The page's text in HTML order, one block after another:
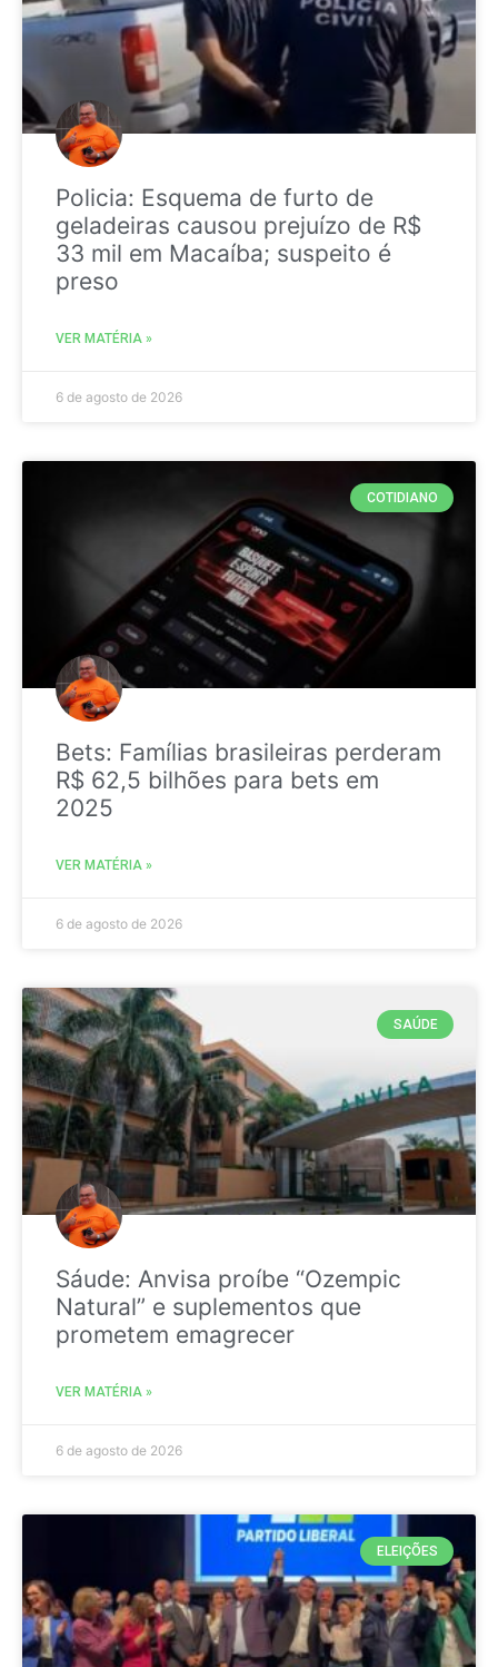
Policia: Esquema de furto de
geladeiras causou prejuízo de R$
33 mil em Macaíba; suspeito é
preso
VER MATÉRIA »
6 de agosto de 2026
COTIDIANO
Bets: Famílias brasileiras perderam
R$ 62,5 bilhões para bets em
2025
VER MATÉRIA »
6 de agosto de 2026
SAÚDE
Sáude: Anvisa proíbe “Ozempic
Natural” e suplementos que
prometem emagrecer
VER MATÉRIA »
6 de agosto de 2026
ELEIÇÕES